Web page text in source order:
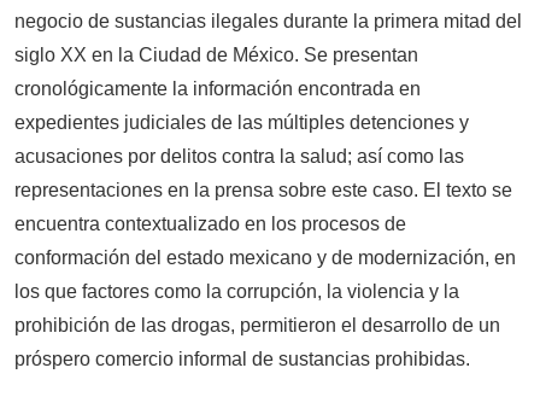
negocio de sustancias ilegales durante la primera mitad del
siglo XX en la Ciudad de México. Se presentan
cronológicamente la información encontrada en
expedientes judiciales de las múltiples detenciones y
acusaciones por delitos contra la salud; así como las
representaciones en la prensa sobre este caso. El texto se
encuentra contextualizado en los procesos de
conformación del estado mexicano y de modernización, en
los que factores como la corrupción, la violencia y la
prohibición de las drogas, permitieron el desarrollo de un
próspero comercio informal de sustancias prohibidas.